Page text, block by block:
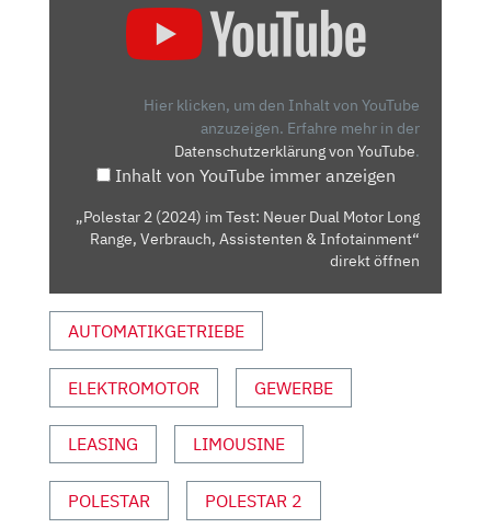
MOTOR
LONG
RANGE,
&
INFOTAINMENT“
VON
YOUTUBE
Hier klicken, um den Inhalt von YouTube
anzuzeigen. Erfahre mehr in der
Datenschutzerklärung von YouTube.
Inhalt von YouTube immer anzeigen
„Polestar 2 (2024) im Test: Neuer Dual Motor Long
Range, Verbrauch, Assistenten & Infotainment“
direkt öffnen
AUTOMATIKGETRIEBE
ELEKTROMOTOR GEWERBE
LEASING LIMOUSINE
POLESTAR POLESTAR 2